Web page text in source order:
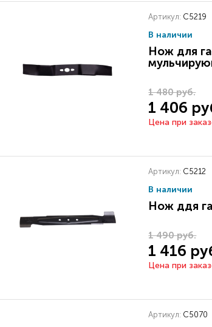
Артикул: C5219
В наличии
Нож для
1 480 руб.
1 406
Цена при
Артикул: C5212
В наличии
Нож ддя
1 490 руб.
1 416
Цена при
Артикул: C5070